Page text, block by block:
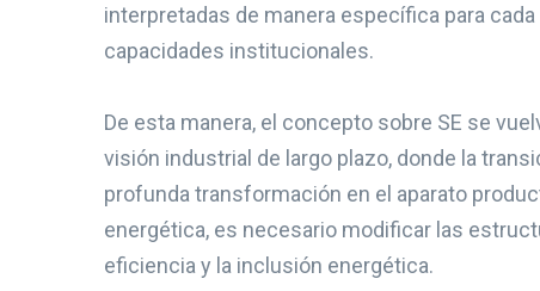
interpretadas de manera específica para
capacidades institucionales.
De esta manera, el concepto sobre SE se
visión industrial de largo plazo, donde la
profunda transformación en el aparato
energética, es necesario modificar las
eficiencia y la inclusión energética.